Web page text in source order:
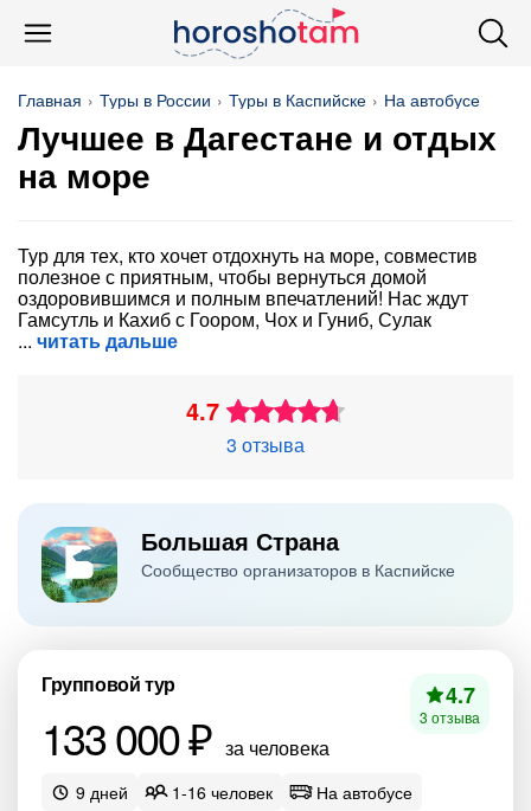
Главная Туры в России Туры в Каспийске На автобусе
Лучшее в Дагестане и отдых
на море
Тур для тех, кто хочет отдохнуть на море, совместив
полезное с приятным, чтобы вернуться домой
оздоровившимся и полным впечатлений! Нас ждут
Гамсутль и Кахиб с Гоором, Чох и Гуниб, Сулак
читать дальше
4.7
3 отзыва
Большая Страна
Сообщество организаторов в Каспийске
Групповой тур
133 000 ₽ за человека
4.7
3 отзыва
9 дней 1-16 человек
На автобусе